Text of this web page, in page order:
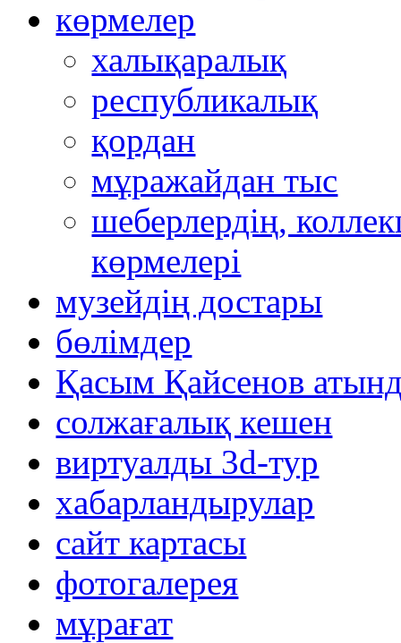
көрмелер
халықаралық
республикалық
қордан
мұражайдан тыс
шеберлердің,
көрмелері
музейдің достары
бөлімдер
Қасым Қайсенов
солжағалық кешен
виртуалды 3d-тур
xабарландырулар
сайт картасы
фотогалерея
мұрағат